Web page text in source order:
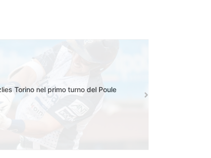
Torino nel primo turno del Poule